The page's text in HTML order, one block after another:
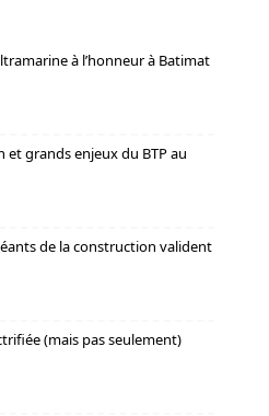
à l’honneur à Batimat
et grands enjeux du BTP au
de la construction valident
(mais pas seulement)